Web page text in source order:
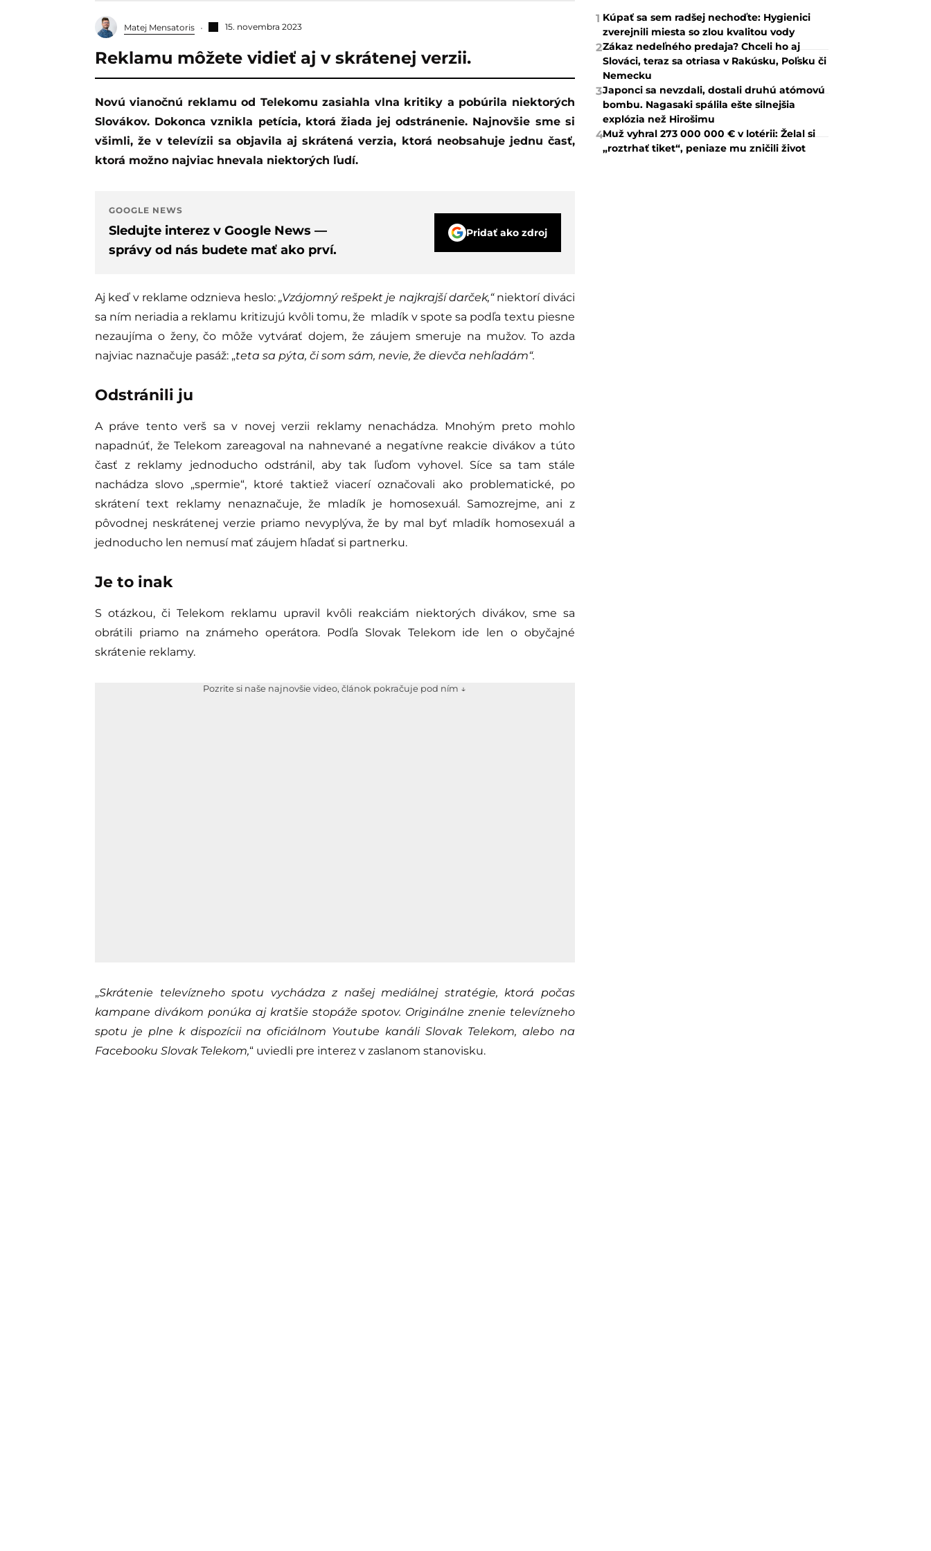
Matej Mensatoris 15. novembra 2023
Reklamu môžete vidieť aj v skrátenej verzii.
Novú vianočnú reklamu od Telekomu zasiahla vlna kritiky a pobúrila niektorých
Slovákov. Dokonca vznikla petícia, ktorá žiada jej odstránenie. Najnovšie sme si
všimli, že v televízii sa objavila aj skrátená verzia, ktorá neobsahuje jednu časť,
ktorá možno najviac hnevala niektorých ľudí.
GOOGLE NEWS
Sledujte interez v Google News —
správy od nás budete mať ako prví.
Pridať ako zdroj
Aj keď v reklame odznieva heslo: „Vzájomný rešpekt je najkrajší darček,“ niektorí diváci
sa ním neriadia a reklamu kritizujú kvôli tomu, že mladík v spote sa podľa textu piesne
nezaujíma o ženy, čo môže vytvárať dojem, že záujem smeruje na mužov. To azda
najviac naznačuje pasáž: „teta sa pýta, či som sám, nevie, že dievča nehľadám“.
Odstránili ju
A práve tento verš sa v novej verzii reklamy nenachádza. Mnohým preto mohlo
napadnúť, že Telekom zareagoval na nahnevané a negatívne reakcie divákov a túto
časť z reklamy jednoducho odstránil, aby tak ľuďom vyhovel. Síce sa tam stále
nachádza slovo „spermie“, ktoré taktiež viacerí označovali ako problematické, po
skrátení text reklamy nenaznačuje, že mladík je homosexuál. Samozrejme, ani z
pôvodnej neskrátenej verzie priamo nevyplýva, že by mal byť mladík homosexuál a
jednoducho len nemusí mať záujem hľadať si partnerku.
Je to inak
S otázkou, či Telekom reklamu upravil kvôli reakciám niektorých divákov, sme sa
obrátili priamo na známeho operátora. Podľa Slovak Telekom ide len o obyčajné
skrátenie reklamy.
Pozrite si naše najnovšie video, článok pokračuje pod ním ↓
„Skrátenie televízneho spotu vychádza z našej mediálnej stratégie, ktorá počas
kampane divákom ponúka aj kratšie stopáže spotov. Originálne znenie televízneho
spotu je plne k dispozícii na oficiálnom Youtube kanáli Slovak Telekom, alebo na
Facebooku Slovak Telekom,“ uviedli pre interez v zaslanom stanovisku.
1 Kúpať sa sem radšej nechoďte: Hygienici
zverejnili miesta so zlou kvalitou vody
2Zákaz nedeľného predaja? Chceli ho aj
Slováci, teraz sa otriasa v Rakúsku, Poľsku či
Nemecku
3Japonci sa nevzdali, dostali druhú atómovú
bombu. Nagasaki spálila ešte silnejšia
explózia než Hirošimu
4Muž vyhral 273 000 000 € v lotérii: Želal si
„roztrhať tiket“, peniaze mu zničili život